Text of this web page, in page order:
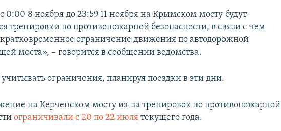
0:00 8 ноября до 23:59 11 ноября на Крымском мосту будут
тренировки по противопожарной безопасности, в связи с чем
ограничение движения по автодорожной
моста», – говорится в сообщении ведомства.
ограничения, планируя поездки в эти дни.
на Керченском мосту из-за тренировок по противопожарной
ограничивали с 20 по 22 июля текущего года.